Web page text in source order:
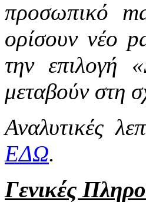
προσωπικό
ορίσουν νέο
την επιλογή
μεταβούν στη
Αναλυτικές
ΕΔΩ.
Γενικές